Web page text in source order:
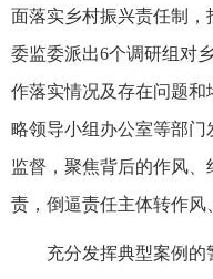
面落实乡村振兴责任制
委监委派出6个调研组对
作落实情况及存在问题
略领导小组办公室等部
监督，聚焦背后的作风
责，倒逼责任主体转作风
充分发挥典型案例